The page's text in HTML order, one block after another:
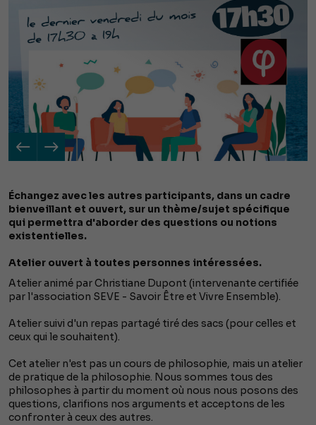
Échangez avec les autres participants, dans un cadre
bienveillant et ouvert, sur un thème/sujet spécifique
qui permettra d'aborder des questions ou notions
existentielles.
Atelier ouvert à toutes personnes intéressées.
Atelier animé par Christiane Dupont (intervenante certifiée
par l'association SEVE - Savoir Être et Vivre Ensemble).
Atelier suivi d'un repas partagé tiré des sacs (pour celles et
ceux qui le souhaitent).
Cet atelier n'est pas un cours de philosophie, mais un atelier
de pratique de la philosophie. Nous sommes tous des
philosophes à partir du moment où nous nous posons des
questions, clarifions nos arguments et acceptons de les
confronter à ceux des autres.